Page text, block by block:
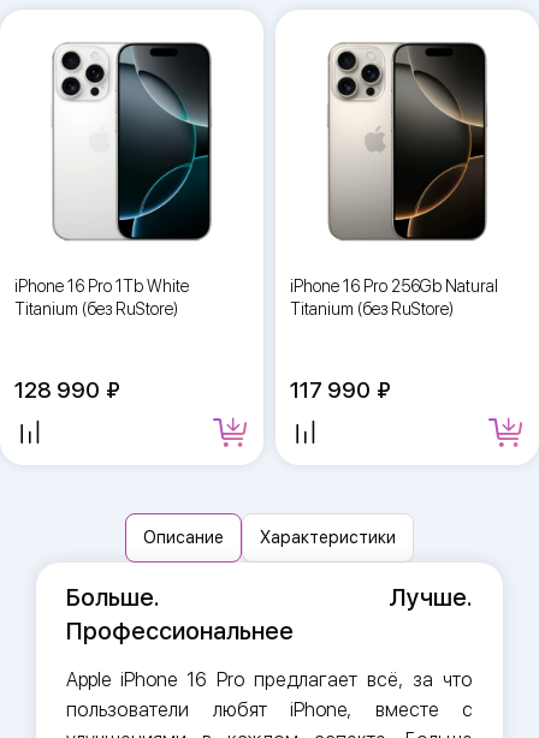
iPhone 16 Pro 1Tb White
Titanium (без RuStore)
128 990
iPhone 16 Pro 256Gb Natural
Titanium (без RuStore)
117 990
Описание Характеристики
Больше. Лучше.
Профессиональнее
Apple iPhone 16 Pro предлагает всё, за что
пользователи любят iPhone, вместе с